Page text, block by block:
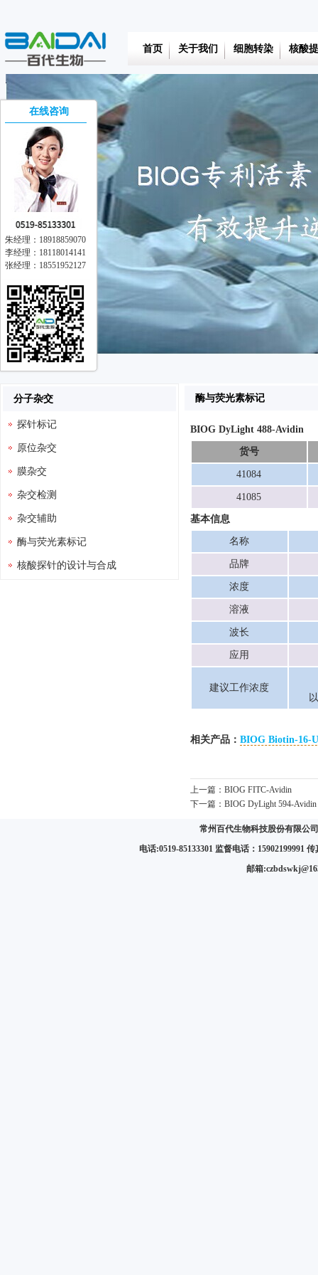
首页 关于我们 细胞转染 核酸
酶与荧光素标记
BIOG DyLight 488-Avidin
货号
41084
41085
基本信息
名称
品牌
浓度
溶液
波长
应用
建议工作浓度
相关产品： BIOG Biotin-16-
上一篇： BIOG FITC-Avidin
下一篇： BIOG DyLight 594-Avidin
分子杂交
探针标记
原位杂交
膜杂交
杂交检测
杂交辅助
酶与荧光素标记
核酸探针的设计与合成
常州百代生物科技股份有限公
电话:0519-85133301 监督电话：15902199991
邮箱
在线咨询
朱经理：18918859070
李经理：18118014141
张经理：18551952127
在线交流
离线留言